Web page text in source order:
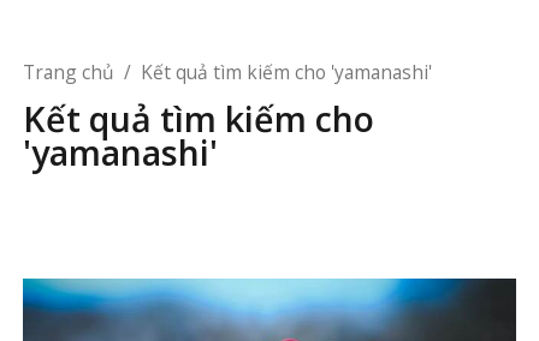
Trang chủ / Kết quả tìm kiếm cho 'yamanashi'
Kết quả tìm kiếm cho
'yamanashi'